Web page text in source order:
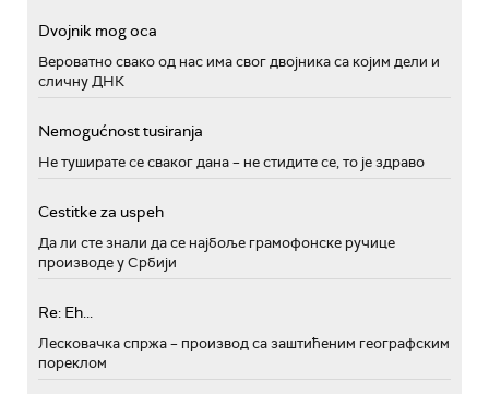
Dvojnik mog oca
Вероватно свако од нас има свог двојника са којим дели и
сличну ДНК
Nemogućnost tusiranja
Не туширате се сваког дана – не стидите се, то је здраво
Cestitke za uspeh
Да ли сте знали да се најбоље грамофонске ручице
производе у Србији
Re: Eh...
Лесковачка спржа – производ са заштићеним географским
пореклом